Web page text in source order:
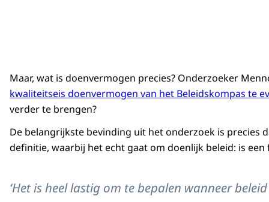
Maar, wat is doenvermogen precies? Onderzoeker
kwaliteitseis doenvermogen van het Beleidskompas te
verder te brengen?
De belangrijkste bevinding uit het onderzoek is precies
definitie, waarbij het echt gaat om doenlijk beleid: is
‘Het is heel lastig om te bepalen wanneer